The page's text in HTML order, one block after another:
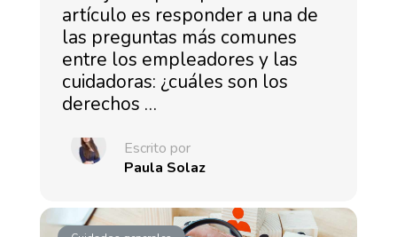
artículo es responder a una de
las preguntas más comunes
entre los empleadores y las
cuidadoras: ¿cuáles son los
derechos …
Escrito por
Paula Solaz